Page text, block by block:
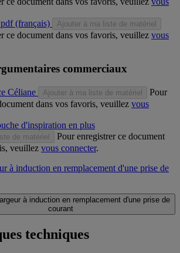
(français)
Ajouter à ma liste de matériel
ce document dans vos favoris, veuillez vous
commerciaux
Céliane Ajouter à ma liste de matériel
Pour
dans vos favoris, veuillez vous
d'inspiration en plus
de matériel
Pour enregistrer ce document
veuillez vous connecter.
à induction en remplacement d'une prise de
courant
techniques